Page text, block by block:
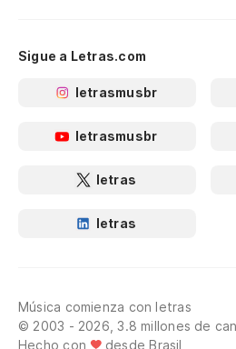
Sigue a Letras.com
letrasmusbr
letrasmusbr
letras
letras
Música comienza con letras
© 2003 - 2026, 3.8 millones de
Hecho con
desde Brasil